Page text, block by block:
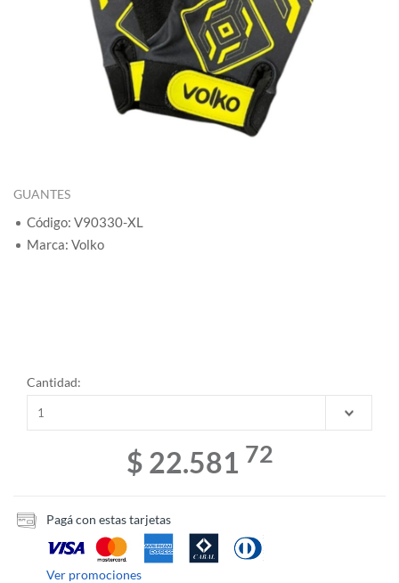
GUANTES
Código: V90330-XL
Marca: Volko
Cantidad:
$ 22.581 72
Pagá con estas tarjetas
Ver promociones